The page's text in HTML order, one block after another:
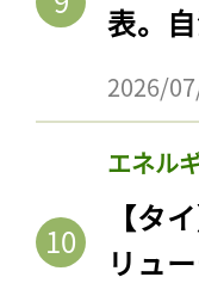
表。
2026/
エネル
【タ
リュ